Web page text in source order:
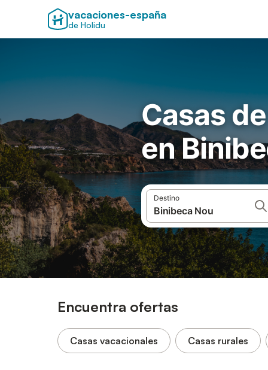
vacaciones-españa
de Holidu
Casas
en
Destino
Encuentra ofertas
Casas vacacionales Casas rurales